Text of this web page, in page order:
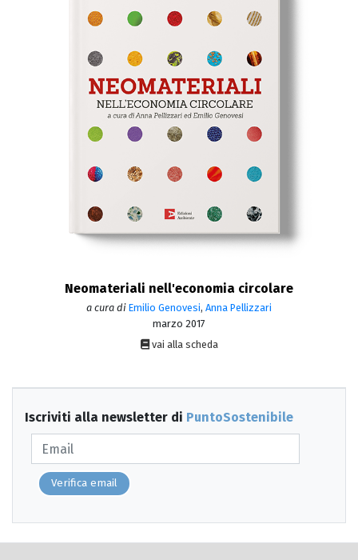
Neomateriali nell'economia circolare
a cura di Emilio Genovesi, Anna Pellizzari
marzo 2017
vai alla scheda
Iscriviti alla newsletter di PuntoSostenibile
Verifica email